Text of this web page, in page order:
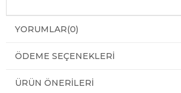
YORUMLAR(0)
ÖDEME SEÇENEKLERI
ÜRÜN ÖNERILERI